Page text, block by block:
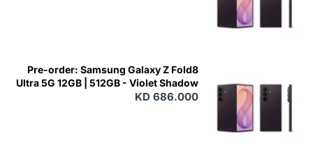
Pre-order: Samsung Galaxy Z Fold8
Ultra 5G 12GB | 512GB - Violet Shadow
KD 686.000